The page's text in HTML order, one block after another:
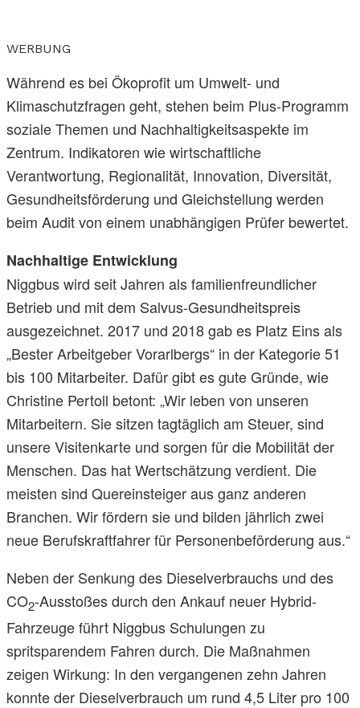
WERBUNG
Während es bei Ökoprofit um Umwelt- und
Klimaschutzfragen geht, stehen beim Plus-Programm
soziale Themen und Nachhaltigkeitsaspekte im
Zentrum. Indikatoren wie wirtschaftliche
Verantwortung, Regionalität, Innovation, Diversität,
Gesundheitsförderung und Gleichstellung werden
beim Audit von einem unabhängigen Prüfer bewertet.
Nachhaltige Entwicklung
Niggbus wird seit Jahren als familienfreundlicher
Betrieb und mit dem Salvus-Gesundheitspreis
ausgezeichnet. 2017 und 2018 gab es Platz Eins als
„Bester Arbeitgeber Vorarlbergs“ in der Kategorie 51
bis 100 Mitarbeiter. Dafür gibt es gute Gründe, wie
Christine Pertoll betont: „Wir leben von unseren
Mitarbeitern. Sie sitzen tagtäglich am Steuer, sind
unsere Visitenkarte und sorgen für die Mobilität der
Menschen. Das hat Wertschätzung verdient. Die
meisten sind Quereinsteiger aus ganz anderen
Branchen. Wir fördern sie und bilden jährlich zwei
neue Berufskraftfahrer für Personenbeförderung aus.“
Neben der Senkung des Dieselverbrauchs und des
CO2-Ausstoßes durch den Ankauf neuer Hybrid-
Fahrzeuge führt Niggbus Schulungen zu
spritsparendem Fahren durch. Die Maßnahmen
zeigen Wirkung: In den vergangenen zehn Jahren
konnte der Dieselverbrauch um rund 4,5 Liter pro 100